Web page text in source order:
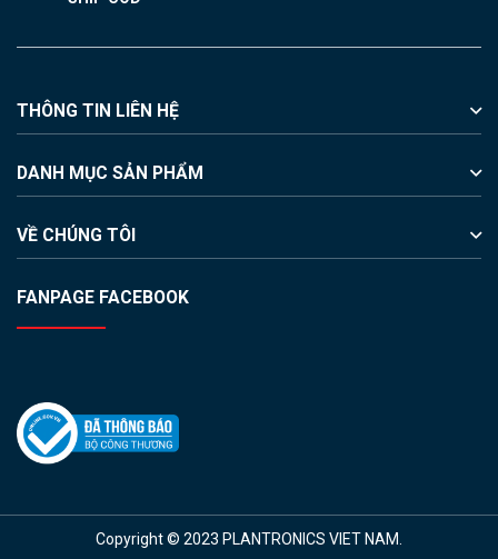
THÔNG TIN LIÊN HỆ
DANH MỤC SẢN PHẨM
VỀ CHÚNG TÔI
FANPAGE FACEBOOK
Copyright © 2023 PLANTRONICS VIET NAM.